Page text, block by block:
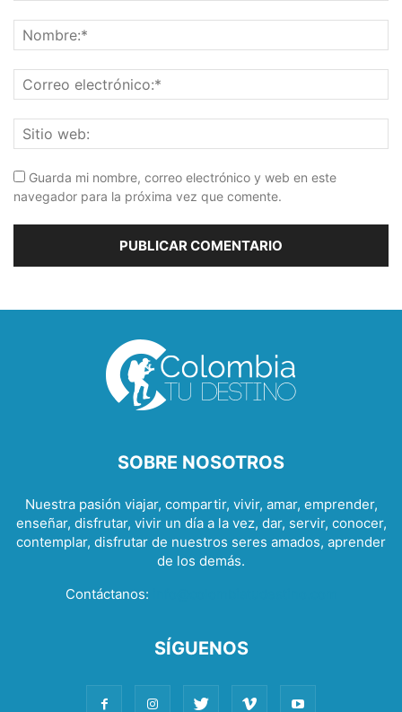
Guarda mi nombre, correo electrónico y web en este
navegador para la próxima vez que comente.
SOBRE NOSOTROS
Nuestra pasión viajar, compartir, vivir, amar, emprender,
enseñar, disfrutar, vivir un día a la vez, dar, servir, conocer,
contemplar, disfrutar de nuestros seres amados, aprender
de los demás.
Contáctanos:
SÍGUENOS